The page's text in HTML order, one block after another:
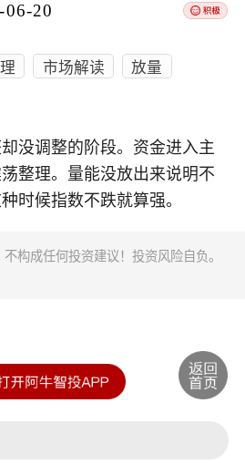
06-20
市场解读
放量
没调整的阶段。资金进入主
整理。量能没放出来说明不
时候指数不跌就算强。
构成任何投资建议！投资风险自负。